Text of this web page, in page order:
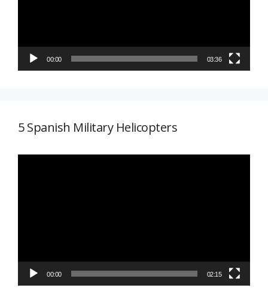
00:00 03:36
5 Spanish Military Helicopters
00:00 02:15